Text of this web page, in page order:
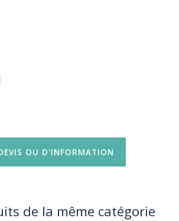
OU D'INFORMATION
de la même catégorie